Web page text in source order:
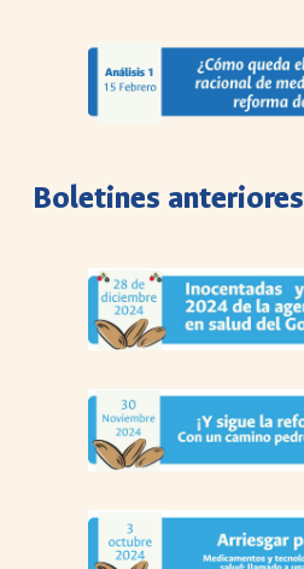
Boletines anteriores